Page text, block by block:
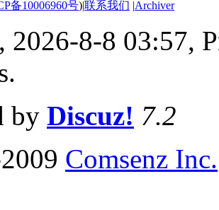
备10006960号)|联系我们 |Archiver
2026-8-8 03:57,
.
by Discuz! 7.2
Comsenz Inc.